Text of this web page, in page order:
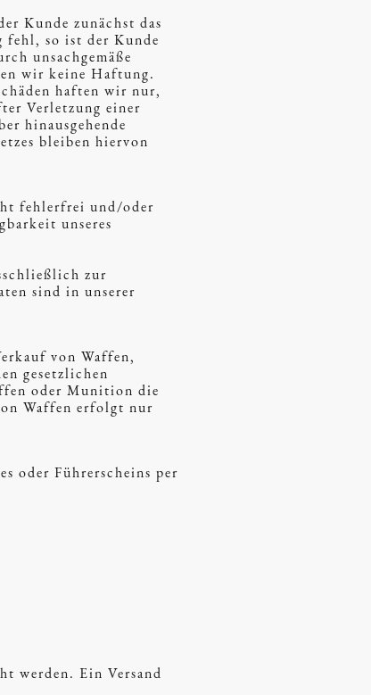
Kunde zunächst das
fehl, so ist der Kunde
unsachgemäße
wir keine Haftung.
haften wir nur,
Verletzung einer
hinausgehende
bleiben hiervon
fehlerfrei und/oder
unseres
zur
sind in unserer
von Waffen,
gesetzlichen
oder Munition die
Waffen erfolgt nur
oder Führerscheins per
werden. Ein Versand